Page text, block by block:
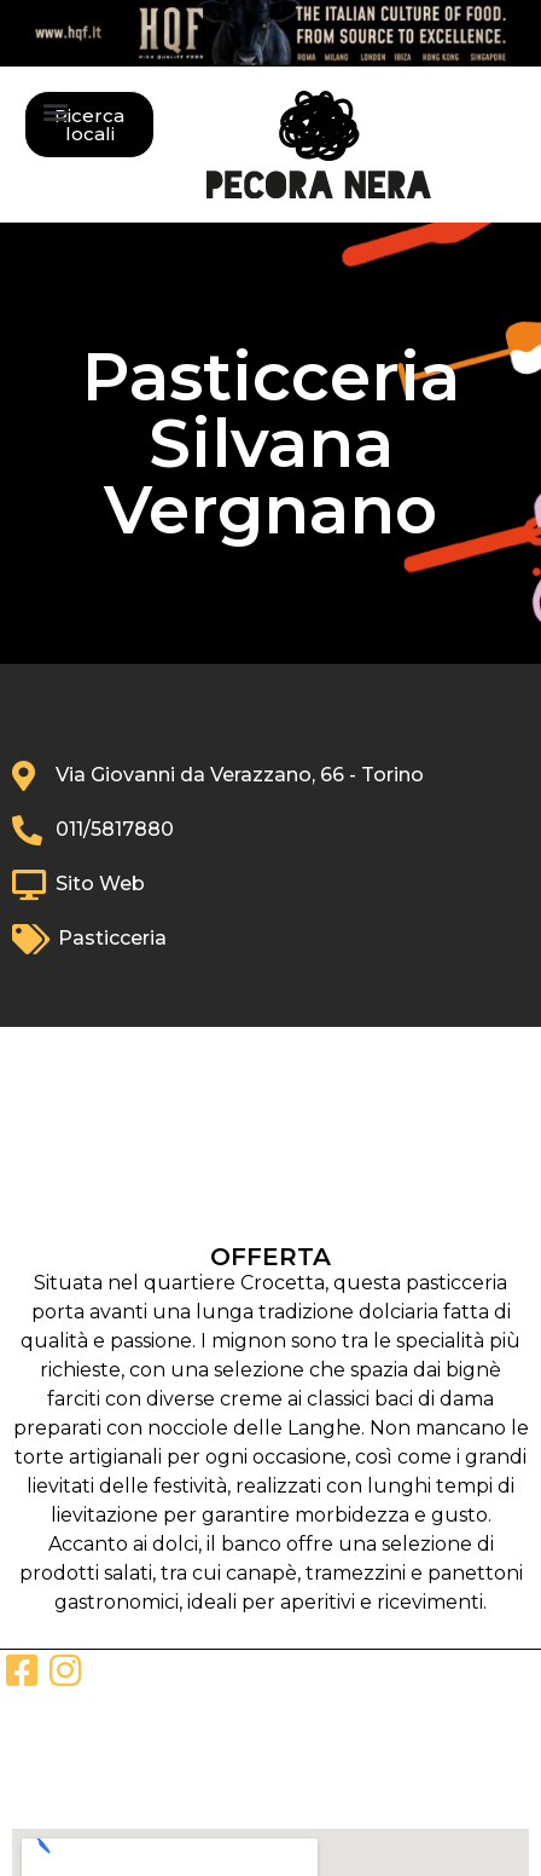
Ricerca
locali
Pasticceria
Silvana
Vergnano
Via Giovanni da Verazzano, 66 - Torino
011/5817880
Sito Web
Pasticceria
OFFERTA
Situata nel quartiere Crocetta, questa pasticceria
porta avanti una lunga tradizione dolciaria fatta di
qualità e passione. I mignon sono tra le specialità più
richieste, con una selezione che spazia dai bignè
farciti con diverse creme ai classici baci di dama
preparati con nocciole delle Langhe. Non mancano le
torte artigianali per ogni occasione, così come i grandi
lievitati delle festività, realizzati con lunghi tempi di
lievitazione per garantire morbidezza e gusto.
Accanto ai dolci, il banco offre una selezione di
prodotti salati, tra cui canapè, tramezzini e panettoni
gastronomici, ideali per aperitivi e ricevimenti.